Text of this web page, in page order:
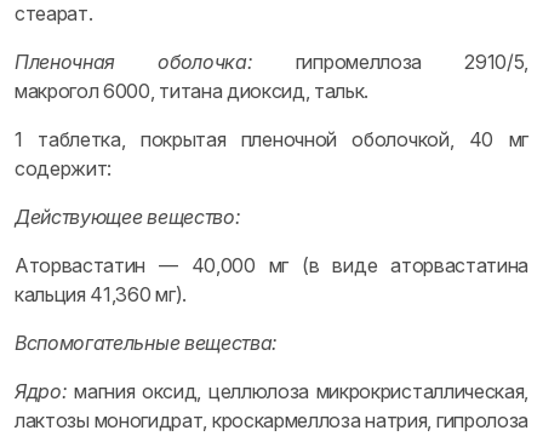
стеарат.
Пленочная оболочка: гипромеллоза 2910/5,
макрогол 6000, титана диоксид, тальк.
1 таблетка, покрытая пленочной оболочкой, 40 мг
содержит:
Действующее вещество:
Аторвастатин — 40,000 мг (в виде аторвастатина
кальция 41,360 мг).
Вспомогательные вещества:
Ядро: магния оксид, целлюлоза микрокристаллическая,
лактозы моногидрат, кроскармеллоза натрия, гипролоза